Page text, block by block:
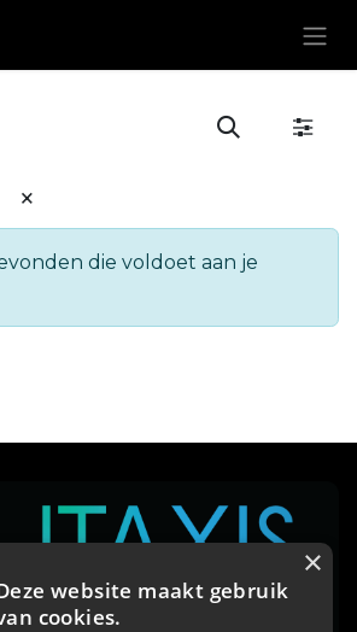
×
die voldoet aan je
×
website maakt gebruik
cookies.